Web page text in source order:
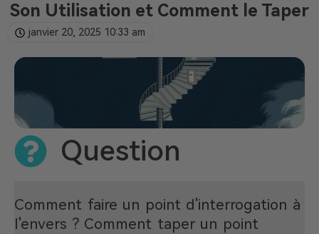
Son Utilisation et Comment le Taper
janvier 20, 2025 10:33 am
Question
Comment faire un point d'interrogation à
l'envers ? Comment taper un point